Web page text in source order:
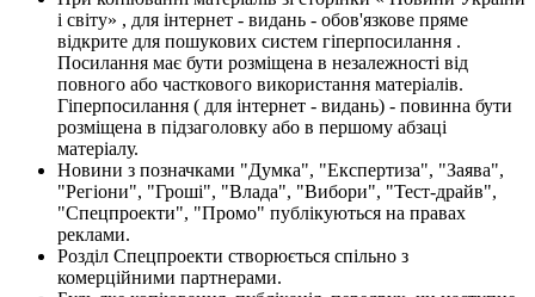
і світу» , для інтернет - видань - обов'язкове пряме
відкрите для пошукових систем гіперпосилання .
Посилання має бути розміщена в незалежності від
повного або часткового використання матеріалів.
Гіперпосилання ( для інтернет - видань) - повинна бути
розміщена в підзаголовку або в першому абзаці
матеріалу.
Новини з позначками "Думка", "Експертиза", "Заява",
"Регіони", "Гроші", "Влада", "Вибори", "Тест-драйв",
"Спецпроекти", "Промо" публікуються на правах
реклами.
Розділ Спецпроекти створюється спільно з
комерційними партнерами.